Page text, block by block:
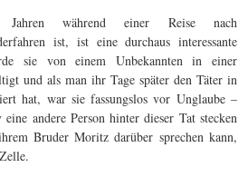
während einer Reise nach
ist, ist eine durchaus interessante
sie von einem Unbekannten in einer
und als man ihr Tage später den Täter in
hat, war sie fassungslos vor Unglaube –
andere Person hinter dieser Tat stecken
Bruder Moritz darüber sprechen kann,